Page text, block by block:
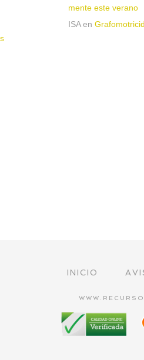
mente este verano
ISAen
INICIO